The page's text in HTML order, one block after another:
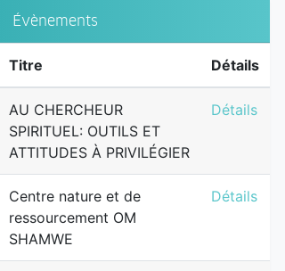
Évènements
Titre Détails
AU CHERCHEUR
SPIRITUEL: OUTILS ET
ATTITUDES À PRIVILÉGIER
AU
Détails
Centre nature et de
ressourcement OM
SHAMWE
Centre
Détails